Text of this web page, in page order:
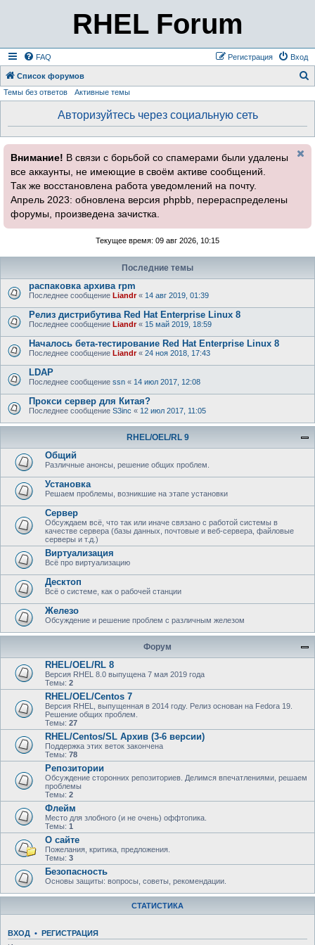
RHEL Forum
FAQ Вход
Регистрация
Список форумов
Темы без ответов Активные темы
Авторизуйтесь через социальную сеть
Внимание! В связи с борьбой со спамерами были удалены
все аккаунты, не имеющие в своём активе сообщений.
Так же восстановлена работа уведомлений на почту.
Апрель 2023: обновлена версия phpbb, перераспределены
форумы, произведена зачистка.
Текущее время: 09 авг 2026, 10:15
Последние темы
распаковка архива rpm
Последнее сообщение Liandr« 14 авг 2019, 01:39
Релиз дистрибутива Red Hat Enterprise Linux 8
Последнее сообщение Liandr« 15 май 2019, 18:59
Началось бета-тестирование Red Hat Enterprise Linux 8
Последнее сообщение Liandr« 24 ноя 2018, 17:43
LDAP
Последнее сообщение ssn « 14 июл 2017, 12:08
Прокси сервер для Китая?
Последнее сообщение S3inc « 12 июл 2017, 11:05
RHEL/OEL/RL 9
Общий
Различные анонсы, решение общих проблем.
Установка
Решаем проблемы, возникшие на этапе установки
Сервер
Обсуждаем всё, что так или иначе связано с работой системы в
качестве сервера (базы данных, почтовые и веб-сервера, файловые
серверы и т.д.)
Виртуализация
Всё про виртуализацию
Десктоп
Всё о системе, как о рабочей станции
Железо
Обсуждение и решение проблем с различным железом
Форум
RHEL/OEL/RL 8
Версия RHEL 8.0 выпущена 7 мая 2019 года
Темы: 2
RHEL/OEL/Centos 7
Версия RHEL, выпущенная в 2014 году. Релиз основан на Fedora 19.
Решение общих проблем.
Темы: 27
RHEL/Centos/SL Архив (3-6 версии)
Поддержка этих веток закончена
Темы: 78
Репозитории
Обсуждение сторонних репозиториев. Делимся впечатлениями, решаем
проблемы
Темы: 2
Флейм
Место для злобного (и не очень) оффтопика.
Темы: 1
О сайте
Пожелания, критика, предложения.
Темы: 3
Безопасность
Основы защиты: вопросы, советы, рекомендации.
СТАТИСТИКА
ВХОД • РЕГИСТРАЦИЯ